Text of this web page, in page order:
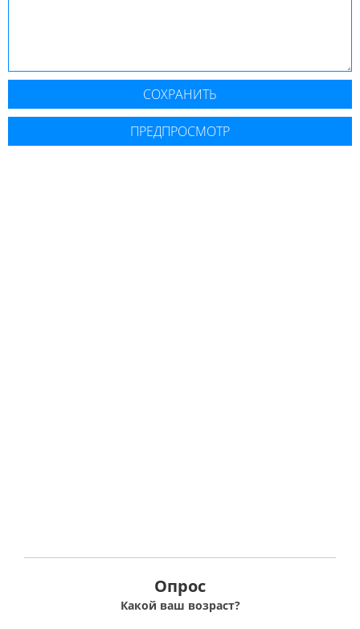
Опрос
Какой ваш возраст?